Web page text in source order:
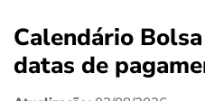
finanças
Calendário
datas de